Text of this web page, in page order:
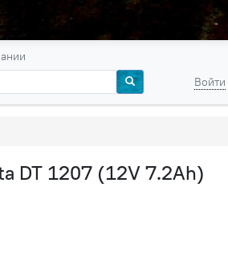
Войти
DT 1207 (12V 7.2Ah)